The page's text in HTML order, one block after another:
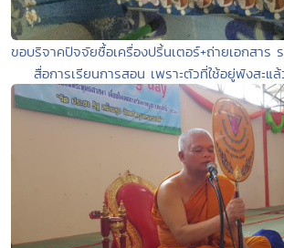
ขอบริจาคปัจจัยซื้อเครื่องปริ้นเตอร์+ถ่ายเอกสาร
สื่อการเรียนการสอน เพราะตัวที่ใช้อยู่พังสะแ